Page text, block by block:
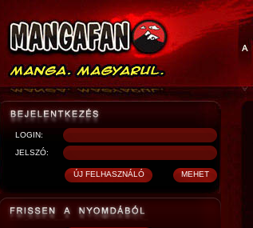
LOGIN:
JELSZÓ: